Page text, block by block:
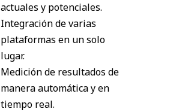
actuales y potenciales.
Integración de varias
plataformas en un solo
lugar.
Medición de resultados de
manera automática y en
tiempo real.